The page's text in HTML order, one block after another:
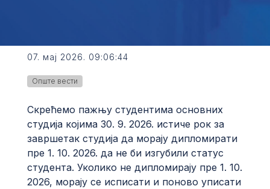
07. мај 2026. 09:06:44
Опште вести
Скрећемо пажњу студентима основних
студија којима 30. 9. 2026. истиче рок за
завршетак студија да морају дипломирати
пре 1. 10. 2026. да не би изгубили статус
студента. Уколико не дипломирају пре 1. 10.
2026, морају се исписати и поново уписати